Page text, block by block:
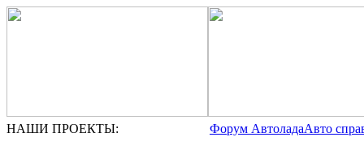
НАШИ ПРОЕКТЫ: Форум АвтоладаАвто